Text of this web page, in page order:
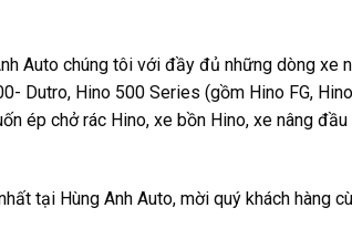
Auto chúng tôi với đầy đủ những dòng xe
Dutro, Hino 500 Series (gồm Hino FG, Hino
ép chở rác Hino, xe bồn Hino, xe nâng đầu
tại Hùng Anh Auto, mời quý khách hàng